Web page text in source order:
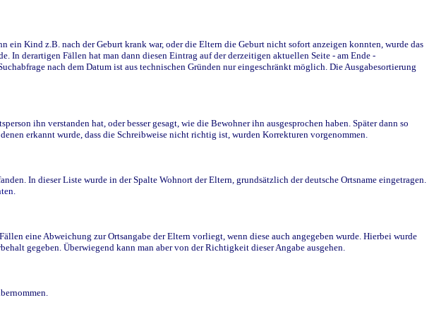
Kind z.B. nach der Geburt krank war, oder die Eltern die Geburt nicht sofort anzeigen konnten, wurde das
In derartigen Fällen hat man dann diesen Eintrag auf der derzeitigen aktuellen Seite - am Ende -
nach dem Datum ist aus technischen Gründen nur eingeschränkt möglich. Die Ausgabesortierung
ihn verstanden hat, oder besser gesagt, wie die Bewohner ihn ausgesprochen haben. Später dann so
erkannt wurde, dass die Schreibweise nicht richtig ist, wurden Korrekturen vorgenommen.
In dieser Liste wurde in der Spalte Wohnort der Eltern, grundsätzlich der deutsche Ortsname eingetragen.
eine Abweichung zur Ortsangabe der Eltern vorliegt, wenn diese auch angegeben wurde. Hierbei wurde
gegeben. Überwiegend kann man aber von der Richtigkeit dieser Angabe ausgehen.